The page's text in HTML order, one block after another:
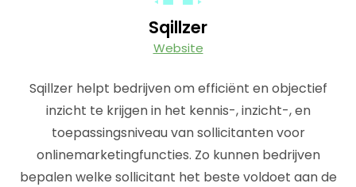
Sqillzer
Website
Sqillzer helpt bedrijven om efficiënt en objectief
inzicht te krijgen in het kennis-, inzicht-, en
toepassingsniveau van sollicitanten voor
onlinemarketingfuncties. Zo kunnen bedrijven
bepalen welke sollicitant het beste voldoet aan de